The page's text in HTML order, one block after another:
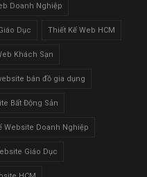
Doanh Nghiệp
Dục Thiết Kế Web HCM
Khách Sạn
bán đồ gia dụng
Bất Động Sản
Website Doanh Nghiệp
Giáo Dục